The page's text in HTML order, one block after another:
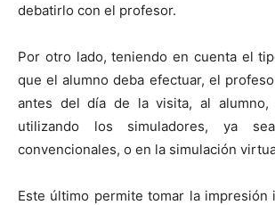
debatirlo con el profesor.
Por otro lado, teniendo en cuenta el
que el alumno deba efectuar, el
antes del día de la visita, al alumno,
utilizando los simuladores, ya
convencionales, o en la simulación
Este último permite tomar la impresión